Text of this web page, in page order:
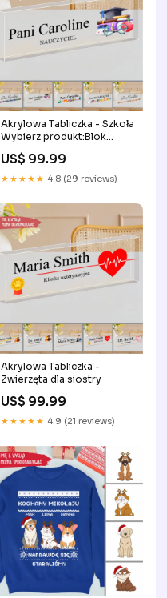
Akrylowa Tabliczka - Szkoła
Wybierz produkt:Blok
US$ 99.99
★★★★★ 4.8 (29 reviews)
Akrylowa Tabliczka -
Zwierzęta dla siostry
US$ 99.99
★★★★★ 4.9 (21 reviews)